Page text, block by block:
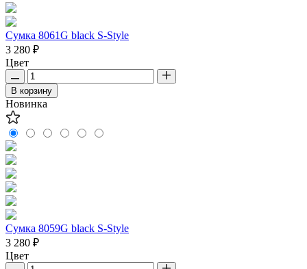
Сумка 8061G black S-Style
3 280 ₽
Цвет
В корзину
Новинка
Сумка 8059G black S-Style
3 280 ₽
Цвет